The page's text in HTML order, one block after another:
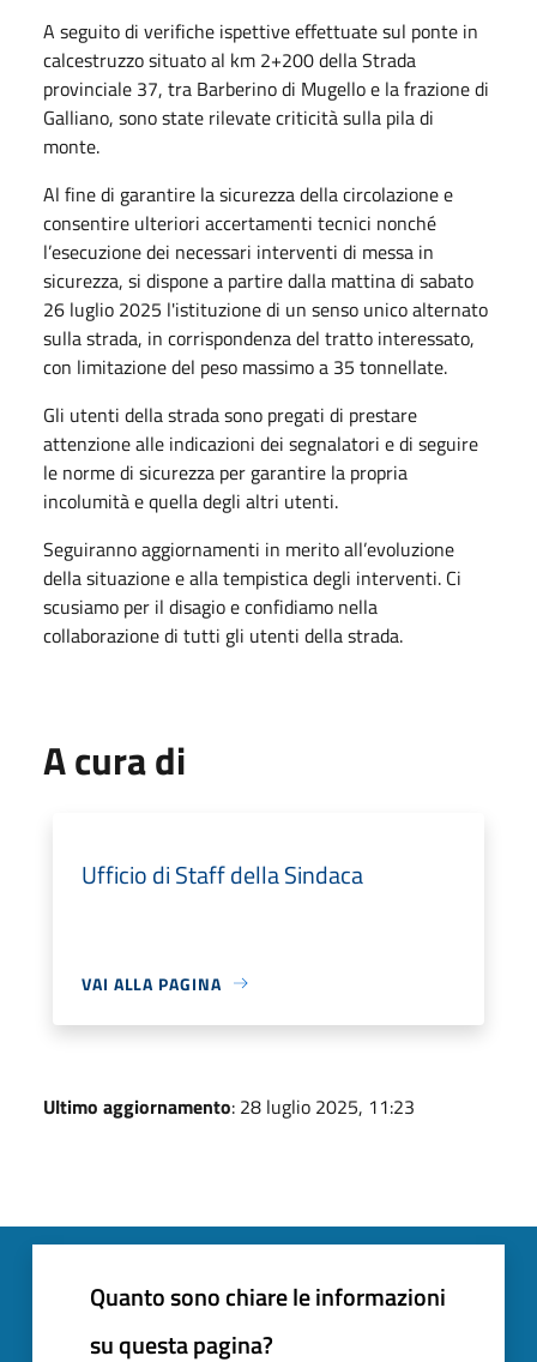
A seguito di verifiche ispettive effettuate sul ponte in
calcestruzzo situato al km 2+200 della Strada
provinciale 37, tra Barberino di Mugello e la frazione di
Galliano, sono state rilevate criticità sulla pila di
monte.
Al fine di garantire la sicurezza della circolazione e
consentire ulteriori accertamenti tecnici nonché
l’esecuzione dei necessari interventi di messa in
sicurezza, si dispone a partire dalla mattina di sabato
26 luglio 2025 l'istituzione di un senso unico alternato
sulla strada, in corrispondenza del tratto interessato,
con limitazione del peso massimo a 35 tonnellate.
Gli utenti della strada sono pregati di prestare
attenzione alle indicazioni dei segnalatori e di seguire
le norme di sicurezza per garantire la propria
incolumità e quella degli altri utenti.
Seguiranno aggiornamenti in merito all’evoluzione
della situazione e alla tempistica degli interventi. Ci
scusiamo per il disagio e confidiamo nella
collaborazione di tutti gli utenti della strada.
A cura di
Ufficio di Staff della Sindaca
VAI ALLA PAGINA
Ultimo aggiornamento: 28 luglio 2025, 11:23
Quanto sono chiare le informazioni
su questa pagina?